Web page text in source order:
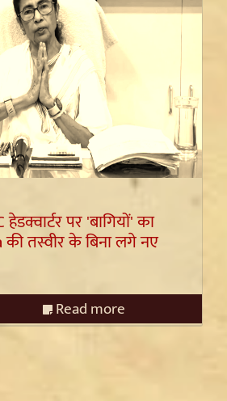
पर 'बागियों' का
तस्वीर के बिना लगे नए
Read more